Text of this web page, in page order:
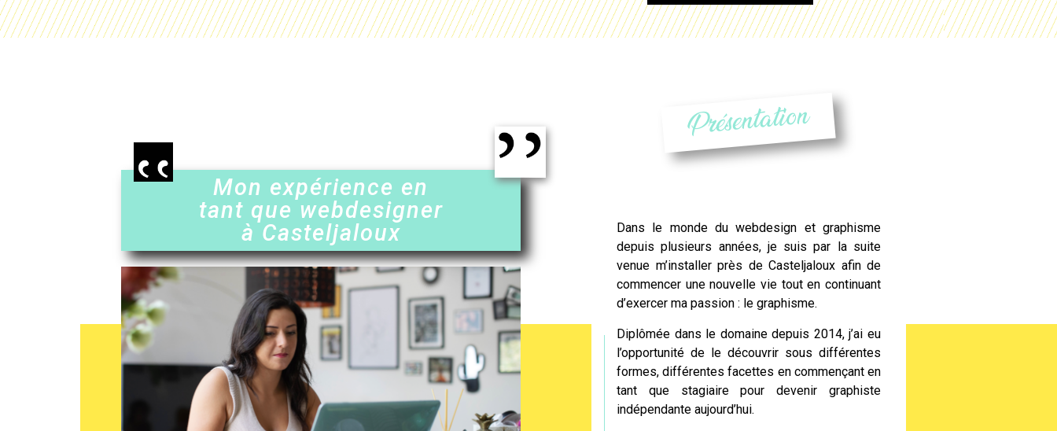
Mon expérience en
tant que webdesigner
à Casteljaloux
Présentation
Dans le monde duwebdesign et graphisme
depuis plusieurs années, je suis par la suite
venue m’installer près de Casteljaloux afin de
commencer une nouvelle vie tout en continuant
d’exercer ma passion : le graphisme.
Diplômée dans le domaine depuis 2014, j’ai eu
l’opportunité de le découvrir sous différentes
formes, différentes facettes en commençant en
tant que stagiaire pour devenir graphiste
indépendante aujourd’hui.